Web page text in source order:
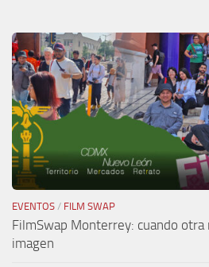
EVENTOS / FILM SWAP
FilmSwap Monterrey: cuando otra
imagen